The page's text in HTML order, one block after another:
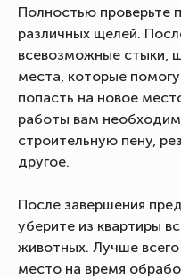
Полностью проверьте
различных щелей.
всевозможные стыки,
места, которые
попасть на новое
работы вам
строительную пену,
другое.
После завершения
уберите из квартиры
животных. Лучше
место на время